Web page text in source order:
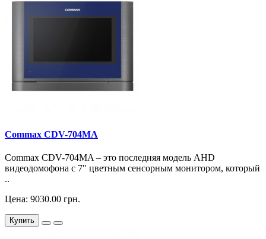
Commax CDV-704MA
Commax CDV-704MA – это последняя модель AHD
видеодомофона с 7" цветным сенсорным монитором, который
..
Цена: 9030.00 грн.
Купить